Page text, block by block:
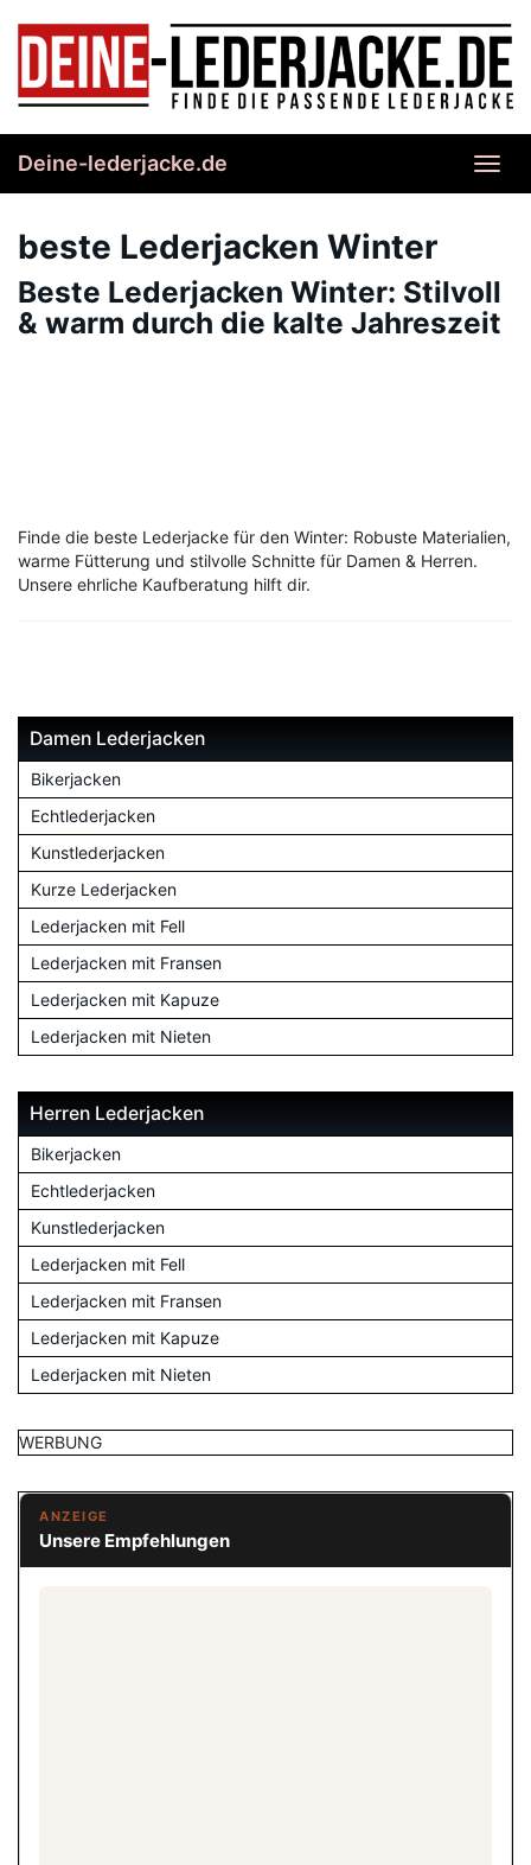
content
Deine-lederjacke.de
beste Lederjacken Winter
Beste Lederjacken Winter: Stilvoll
& warm durch die kalte Jahreszeit
Finde die beste Lederjacke für den Winter: Robuste Materialien,
warme Fütterung und stilvolle Schnitte für Damen & Herren.
Unsere ehrliche Kaufberatung hilft dir.
Damen Lederjacken
Bikerjacken
Echtlederjacken
Kunstlederjacken
Kurze Lederjacken
Lederjacken mit Fell
Lederjacken mit Fransen
Lederjacken mit Kapuze
Lederjacken mit Nieten
Herren Lederjacken
Bikerjacken
Echtlederjacken
Kunstlederjacken
Lederjacken mit Fell
Lederjacken mit Fransen
Lederjacken mit Kapuze
Lederjacken mit Nieten
WERBUNG
ANZEIGE
Unsere Empfehlungen